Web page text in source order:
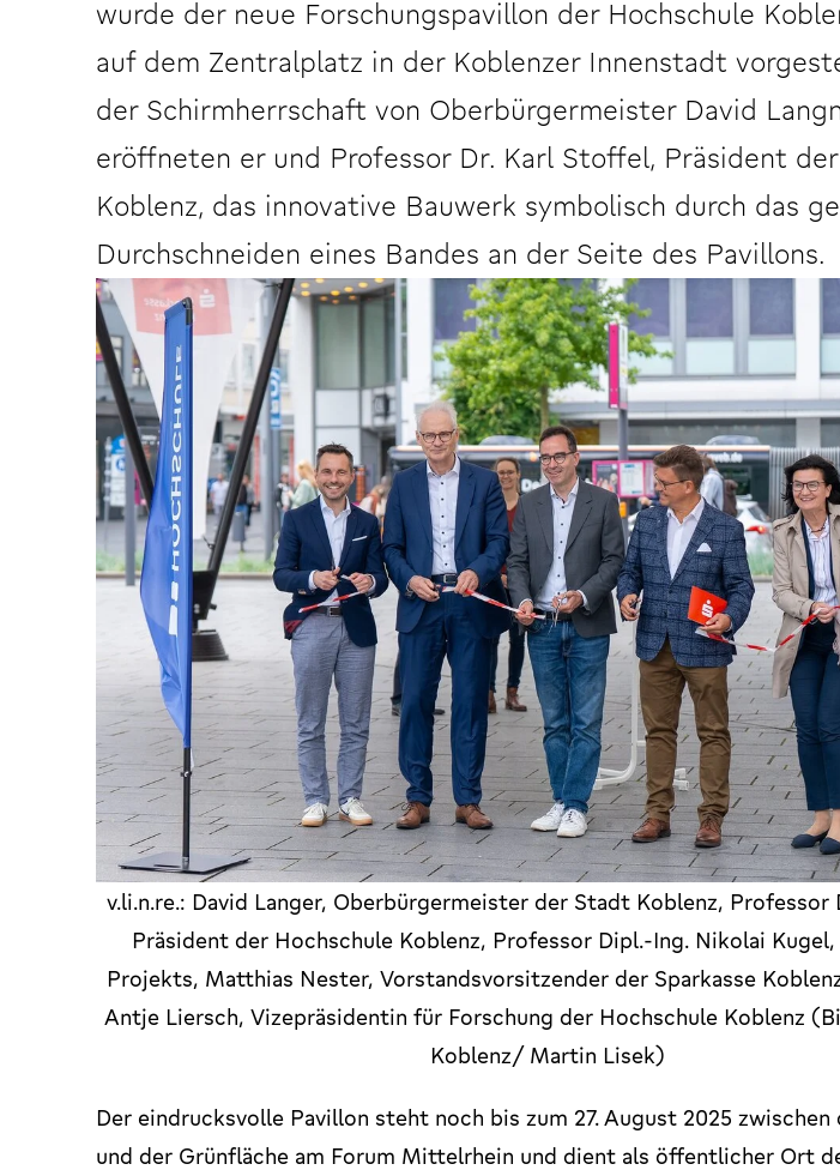
wurde der neue Forschungspavillon der Hochschule
auf dem Zentralplatz in der Koblenzer Innenstadt
der Schirmherrschaft von Oberbürgermeister David
eröffneten er und Professor Dr. Karl Stoffel, Präsident
Koblenz, das innovative Bauwerk symbolisch durch das
Durchschneiden eines Bandes an der Seite des Pavillons.
v.li.n.re.: David Langer, Oberbürgermeister der Stadt Koblenz, Professor
Präsident der Hochschule Koblenz, Professor Dipl.-Ing. Nikolai
Projekts, Matthias Nester, Vorstandsvorsitzender der Sparkasse
Antje Liersch, Vizepräsidentin für Forschung der Hochschule Koblenz
Koblenz/ Martin Lisek)
Der eindrucksvolle Pavillon steht noch bis zum 27. August 2025 zwischen
und der Grünfläche am Forum Mittelrhein und dient als öffentlicher Ort